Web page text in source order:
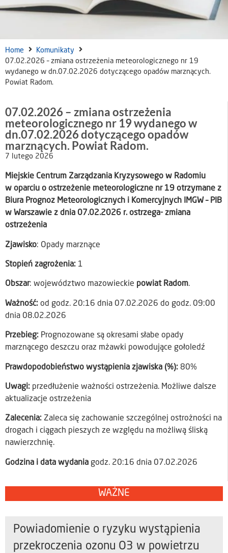
Home
Komunikaty
07.02.2026 – zmiana ostrzeżenia meteorologicznego nr 19
wydanego w dn.07.02.2026 dotyczącego opadów marznących.
Powiat Radom.
07.02.2026 – zmiana ostrzeżenia
meteorologicznego nr 19 wydanego w
dn.07.02.2026 dotyczącego opadów
marznących. Powiat Radom.
7 lutego 2026
Miejskie Centrum Zarządzania Kryzysowego w Radomiu
w oparciu o ostrzeżenie meteorologiczne nr 19 otrzymane z
Biura Prognoz Meteorologicznych i Komercyjnych IMGW – PIB
w Warszawie z dnia 07.02.2026 r. ostrzega- zmiana
ostrzeżenia
Zjawisko: Opady marznące
Stopień zagrożenia: 1
Obszar: województwo mazowieckie powiat Radom.
Ważność: od godz. 20:16 dnia 07.02.2026 do godz. 09:00
dnia 08.02.2026
Przebieg: Prognozowane są okresami słabe opady
marznącego deszczu oraz mżawki powodujące gołoledź
Prawdopodobieństwo wystąpienia zjawiska (%): 80%
Uwagi: przedłużenie ważności ostrzeżenia. Możliwe dalsze
aktualizacje ostrzeżenia
Zalecenia: Zaleca się zachowanie szczególnej ostrożności na
drogach i ciągach pieszych ze względu na możliwą śliską
nawierzchnię.
Godzina i data wydania godz. 20:16 dnia 07.02.2026
WAŻNE
Powiadomienie o ryzyku wystąpienia
przekroczenia ozonu O3 w powietrzu